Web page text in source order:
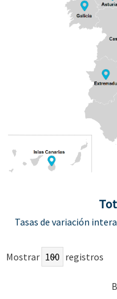
Tasas de variación
Mostrar registros